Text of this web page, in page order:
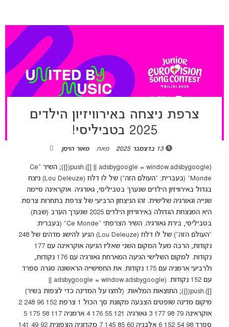
צרפת ניצחה באירוויזיון הילדים
2025 בטביליסי!
13 בדצמבר 2025 מאת מאור הוימן
(adsbygoogle = window.adsbygoogle || []).push({}); השיר "Ce
Monde" (בעברית: "העולם הזה") של לו דלוז (Lou Deleuze) ניצח
בגדול באירוויזיון הילדים שנערך בטביליסי, גאורגיה. אוקראינה סיימה
שנייה וגאורגיה שלישית. זהו הניצחון הרביעי של צרפת בתחרות צרפת
היא המנצחת הגדולה באירוויזיון הילדים 2025 שנערך הערב (שבת)
בטביליסי, בירת גאורגיה. השיר הצרפתי "Ce Monde" (בעברית:
"העולם הזה") של לו דלוז (Lou Deleuze) הגיע להישג מדהים של 248
נקודות, הרבה מעל המקום השני שאליו הגיעה אוקראינה עם 177
נקודות. למקום השלישי הגיעה המארחת גאורגיה עם 176 נקודות,
ולרביעי ארמניה עם 175 נקודות. את החמישייה הראשונה סגרה ספרד
[]).push({}); התוצאות המלאות: (לחצו על המדינה כדי לצפות בשיר)
מיקום מדינה שופטים הצבעה מקוונת סך הכול 1 צרפת 152 96 248 2
אוקראינה 79 98 177 3 גאורגיה 121 55 176 4 ארמניה 117 58 175 5
ספרד 98 54 152 6 אלבניה 60 85 145 7 מקדוניה הצפונית 92 49 141